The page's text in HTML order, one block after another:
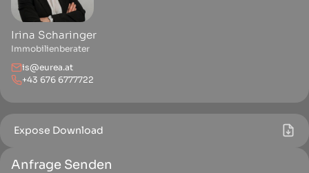
Irina Scharinger
Immobilienberater
is@eurea.at
+43 676 6777722
Expose Download
Anfrage Senden